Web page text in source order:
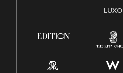
LUXO